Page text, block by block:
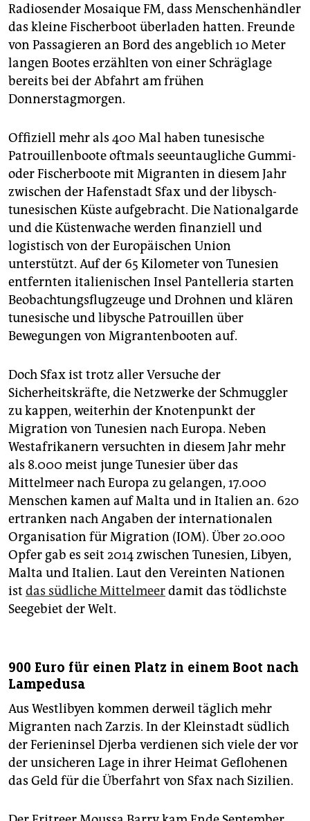
Radiosender Mosaique FM, dass Menschenhändler
das kleine Fischerboot überladen hatten. Freunde
von Passagieren an Bord des angeblich 10 Meter
langen Bootes erzählten von einer Schräglage
bereits bei der Abfahrt am frühen
Donnerstagmorgen.
Offiziell mehr als 400 Mal haben tunesische
Patrouillenboote oftmals seeuntaugliche Gummi-
oder Fischerboote mit Migranten in diesem Jahr
zwischen der Hafenstadt Sfax und der libysch-
tunesischen Küste aufgebracht. Die Nationalgarde
und die Küstenwache werden finanziell und
logistisch von der Europäischen Union
unterstützt. Auf der 65 Kilometer von Tunesien
entfernten italienischen Insel Pantelleria starten
Beobachtungsflugzeuge und Drohnen und klären
tunesische und libysche Patrouillen über
Bewegungen von Migrantenbooten auf.
Doch Sfax ist trotz aller Versuche der
Sicherheitskräfte, die Netzwerke der Schmuggler
zu kappen, weiterhin der Knotenpunkt der
Migration von Tunesien nach Europa. Neben
Westafrikanern versuchten in diesem Jahr mehr
als 8.000 meist junge Tunesier über das
Mittelmeer nach Europa zu gelangen, 17.000
Menschen kamen auf Malta und in Italien an. 620
ertranken nach Angaben der internationalen
Organisation für Migration (IOM). Über 20.000
Opfer gab es seit 2014 zwischen Tunesien, Libyen,
Malta und Italien. Laut den Vereinten Nationen
ist das südliche Mittelmeerdamit das tödlichste
Seegebiet der Welt.
900 Euro für einen Platz in einem Boot nach
Lampedusa
Aus Westlibyen kommen derweil täglich mehr
Migranten nach Zarzis. In der Kleinstadt südlich
der Ferieninsel Djerba verdienen sich viele der vor
der unsicheren Lage in ihrer Heimat Geflohenen
das Geld für die Überfahrt von Sfax nach Sizilien.